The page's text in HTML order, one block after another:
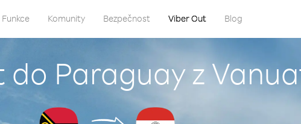
Funkce Komunity Bezpečnost Viber Out Blog
do Paraguay z